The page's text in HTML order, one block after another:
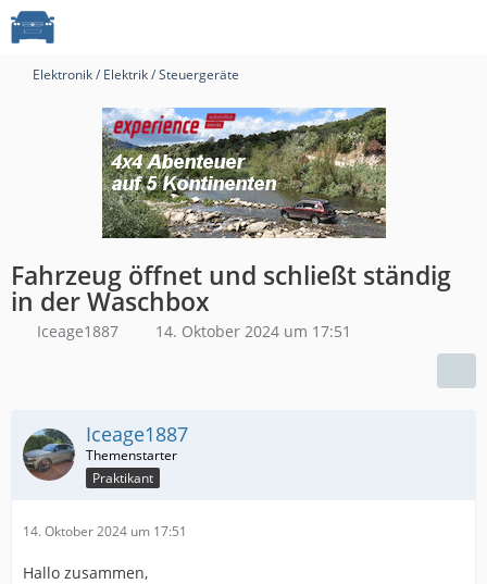
Elektronik / Elektrik / Steuergeräte
Fahrzeug öffnet und schließt ständig
in der Waschbox
Iceage1887 14. Oktober 2024 um 17:51
Iceage1887
Praktikant
14. Oktober 2024 um 17:51
Hallo zusammen,